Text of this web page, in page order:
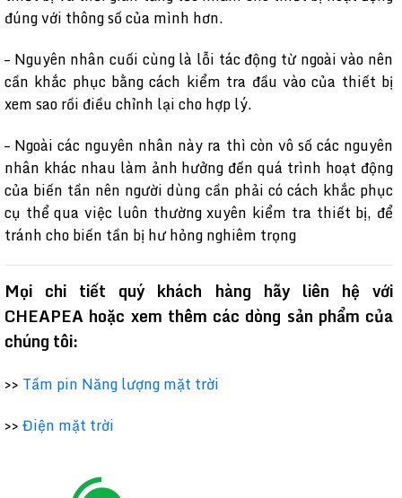
đúng với thông số của mình hơn.
– Nguyên nhân cuối cùng là lỗi tác động từ ngoài vào nên
cần khắc phục bằng cách kiểm tra đầu vào của thiết bị
xem sao rồi điều chỉnh lại cho hợp lý.
– Ngoài các nguyên nhân này ra thì còn vô số các nguyên
nhân khác nhau làm ảnh hưởng đến quá trình hoạt động
của biến tần nên người dùng cần phải có cách khắc phục
cụ thể qua việc luôn thường xuyên kiểm tra thiết bị, để
tránh cho biến tần bị hư hỏng nghiêm trọng
Mọi chi tiết quý khách hàng hãy liên hệ với
CHEAPEA hoặc xem thêm các dòng sản phẩm của
chúng tôi:
>> Tấm pin Năng lượng mặt trời
>>Điện mặt trời